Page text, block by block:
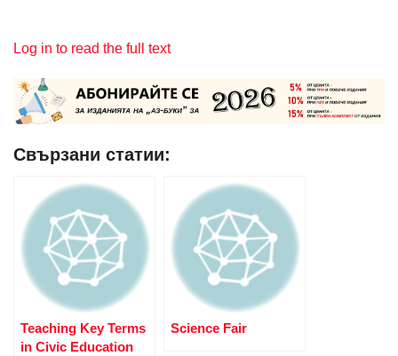
Log in to read the full text
Свързани статии:
Teaching Key Terms
in Civic Education
Science Fair